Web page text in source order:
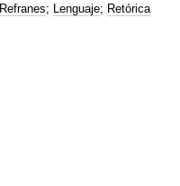
Refranes; Lenguaje; Retórica